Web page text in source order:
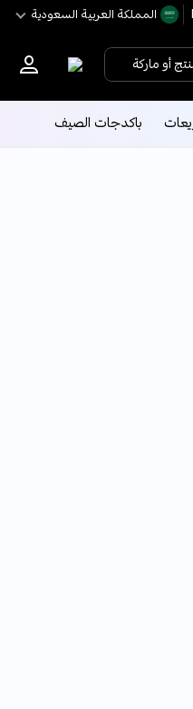
اﻟﻤﻤﻠﻜﺔ اﻟﻌﺮﺑﻴﺔ اﻟﺴﻌﻮدﻳﺔ
أو ماركة
باكدجات الصيف